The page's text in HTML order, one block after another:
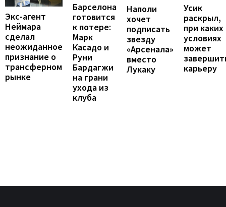
Экс-агент
Неймара
сделал
неожиданное
признание о
трансферном
рынке
Барселона
готовится
к потере:
Марк
Касадо и
Руни
Бардагжи
на грани
ухода из
клуба
Наполи
хочет
подписать
звезду
«Арсенала»
вместо
Лукаку
Усик
раскрыл,
при каких
условиях
может
карьеру